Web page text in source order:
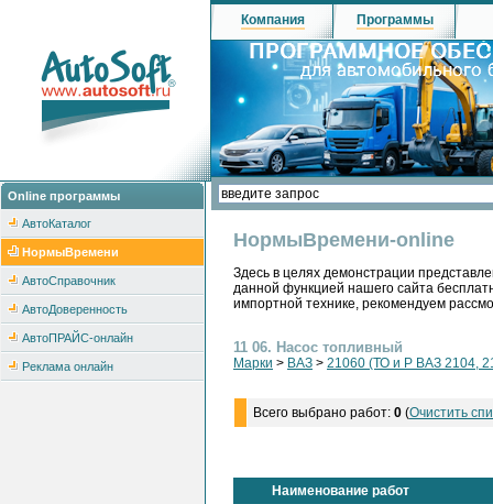
Online программы
АвтоКаталог
НормыВремени
АвтоСправочник
АвтоДоверенность
АвтоПРАЙС-онлайн
Реклама онлайн
Компания Программы
НормыВремени-online
Здесь в целях демонстрации
данной функцией нашего сайта
импортной технике, рекомендуем
11 06. Насос топливный
Марки > ВАЗ > 21060 (ТО и Р ВАЗ 2104,
Всего выбрано работ: 0 (Очистить
Наименование работ